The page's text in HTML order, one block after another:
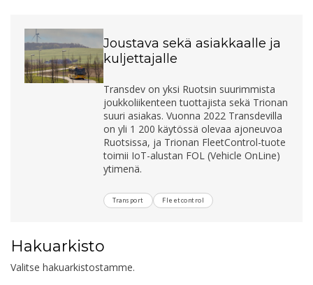
Joustava sekä asiakkaalle ja
kuljettajalle
Transdev on yksi Ruotsin suurimmista
joukkoliikenteen tuottajista sekä Trionan
suuri asiakas. Vuonna 2022 Transdevilla
on yli 1 200 käytössä olevaa ajoneuvoa
Ruotsissa, ja Trionan FleetControl-tuote
toimii IoT-alustan FOL (Vehicle OnLine)
ytimenä.
Transport Fleetcontrol
Hakuarkisto
Valitse hakuarkistostamme.